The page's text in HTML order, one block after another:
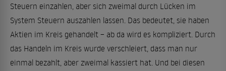
Steuern einzahlen, aber sich zweimal durch Lücken im
System Steuern auszahlen lassen. Das bedeutet, sie haben
Aktien im Kreis gehandelt – ab da wird es kompliziert. Durch
das Handeln im Kreis wurde verschleiert, dass man nur
einmal bezahlt, aber zweimal kassiert hat. Und bei diesen